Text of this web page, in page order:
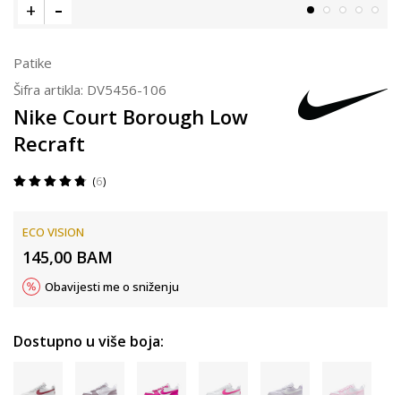
Patike
Šifra artikla: DV5456-106
Nike Court Borough Low
Recraft
6
ECO VISION
145,00 BAM
Obavijesti me o sniženju
Dostupno u više boja: